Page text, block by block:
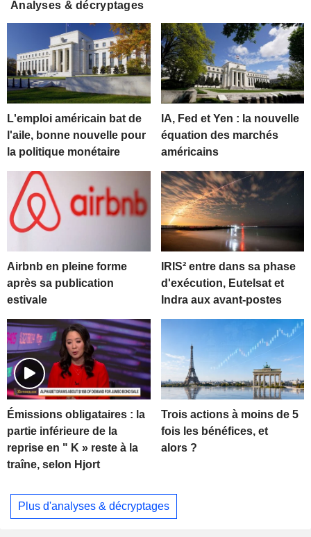
Analyses & décryptages
L'emploi américain bat de
l'aile, bonne nouvelle pour
la politique monétaire
IA, Fed et Yen : la nouvelle
équation des marchés
américains
Airbnb en pleine forme
après sa publication
estivale
IRIS² entre dans sa phase
d'exécution, Eutelsat et
Indra aux avant-postes
Émissions obligataires : la
partie inférieure de la
reprise en " K » reste à la
traîne, selon Hjort
Trois actions à moins de 5
fois les bénéfices, et
alors ?
Plus d'analyses & décryptages